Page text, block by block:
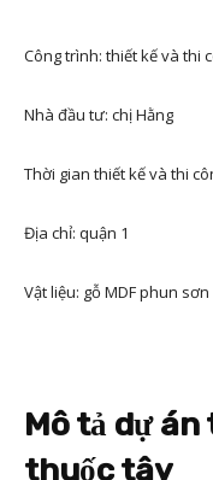
Công trình: thiết kế và thi
Nhà đầu tư: chị Hằng
Thời gian thiết kế và thi
Địa chỉ: quận 1
Vật liệu: gỗ MDF phun sơn
Mô tả dự
thuốc tây